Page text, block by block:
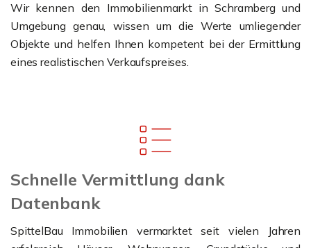
Wir kennen den Immobilienmarkt in Schramberg und
Umgebung genau, wissen um die Werte umliegender
Objekte und helfen Ihnen kompetent bei der Ermittlung
eines realistischen Verkaufspreises.
Schnelle Vermittlung dank
Datenbank
SpittelBau Immobilien vermarktet seit vielen Jahren